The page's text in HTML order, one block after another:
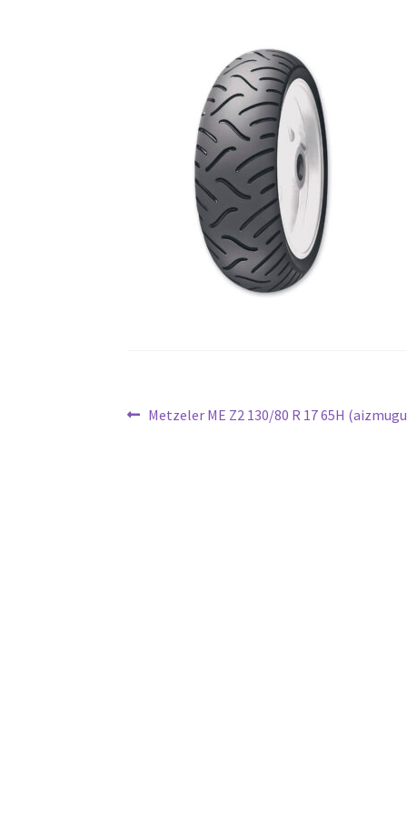
Ziņu
Previous
Metzeler ME Z2 130/80 R 17 65H